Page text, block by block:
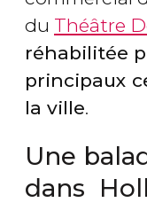
du Théâtre
réhabilitée
principaux
la ville.
Une
dans